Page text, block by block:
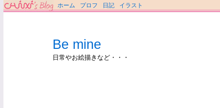
ホーム プロフ 日記 イラスト
Be mine
日常やお絵描きなど・・・